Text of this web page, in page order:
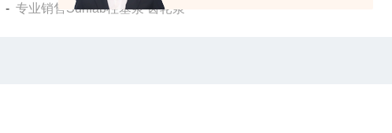
-专业销售Sunfab柱塞泵 齿轮泵